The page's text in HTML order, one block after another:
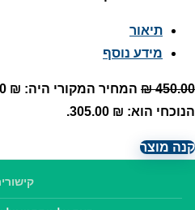
תיאור
מידע נוסף
₪450.00 המחיר המקורי היה: ₪ 450.00.
הנוכחי הוא: ₪ 305.00.
קנה מוצר